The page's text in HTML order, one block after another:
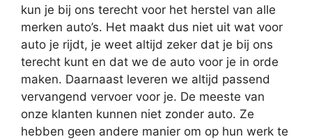
kun je bij ons terecht voor het herstel van alle
merken auto’s. Het maakt dus niet uit wat voor
auto je rijdt, je weet altijd zeker dat je bij ons
terecht kunt en dat we de auto voor je in orde
maken. Daarnaast leveren we altijd passend
vervangend vervoer voor je. De meeste van
onze klanten kunnen niet zonder auto. Ze
hebben geen andere manier om op hun werk te